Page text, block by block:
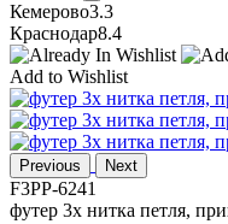
Кемерово3.3
Краснодар8.4
Add to Wishlist
Previous Next
F3PP-6241
футер 3х нитка петля,